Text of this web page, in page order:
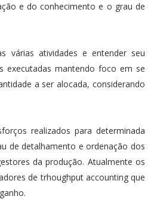
e do conhecimento e o grau de
várias atividades e entender seu
executadas mantendo foco em se
a ser alocada, considerando
realizados para determinada
de detalhamento e ordenação dos
da produção. Atualmente os
de trhoughput accounting que